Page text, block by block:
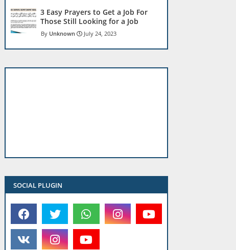
3 Easy Prayers to Get a Job For
Those Still Looking for a Job
Unknown July 24, 2023
SOCIAL PLUGIN